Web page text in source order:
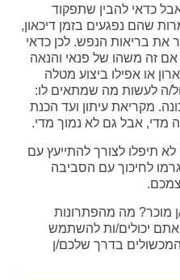
כדאי להבין שתפקוד
שהם נפגעים בזמן דיכאון,
את בריאות הנפש. לכן כדאי
אם זה משהו של פנאי והנאה
או אפילו ביצוע מטלה
ה לעשות מה שמתאים לו:
מקריאת עיתון ועד הכנת
מדי, אבל גם לא נמוך מדי.
תיפלו לצורך להתייעץ עם
לחיכוך עם הסביבה
מוכר? מה מהפתרונות
אתם יכולים/ות להשתמש
בדרך שלכם/ן